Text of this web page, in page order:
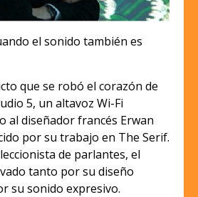
el sonido también es
que se robó el corazón de
5, un altavoz Wi-Fi
al diseñador francés Erwan
por su trabajo en The Serif.
de parlantes, el
tanto por su diseño
su sonido expresivo.